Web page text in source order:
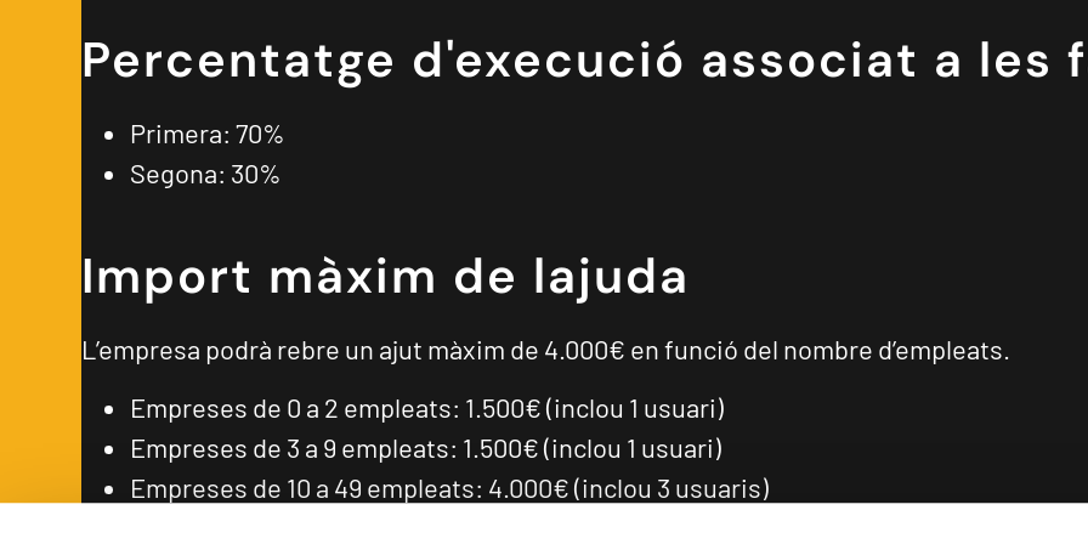
Percentatge d'execució associat a les
Primera: 70%
Segona: 30%
Import màxim de lajuda
L’empresa podrà rebre un ajut màxim de 4.000€ en funció del nombre d’empleats.
Empreses de 0 a 2 empleats: 1.500€ (inclou 1 usuari)
Empreses de 3 a 9 empleats: 1.500€ (inclou 1 usuari)
Empreses de 10 a 49 empleats: 4.000€ (inclou 3 usuaris)